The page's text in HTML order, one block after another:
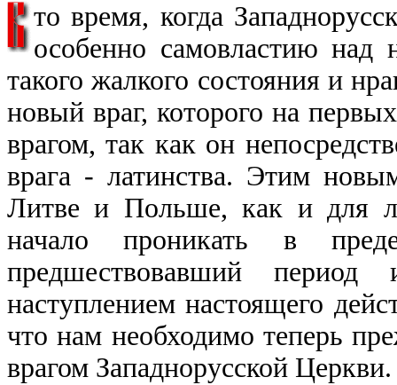
то время, когда
особенно самовластию над
такого жалкого состояния и
новый враг, которого на
врагом, так как он
врага - латинства. Этим
Литве и Польше, как и для
начало проникать в
предшествовавший
наступлением настоящего
что нам необходимо теперь
врагом Западнорусской Церкви.